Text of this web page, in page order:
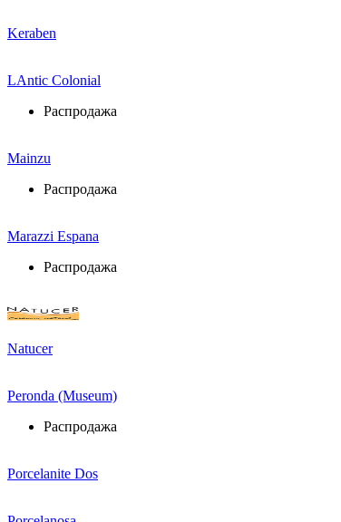
Keraben
LAntic Colonial
Распродажа
Mainzu
Распродажа
Marazzi Espana
Распродажа
Natucer
Peronda (Museum)
Распродажа
Porcelanite Dos